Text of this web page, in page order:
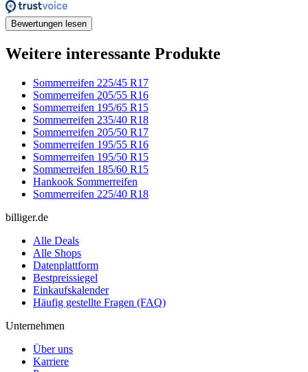
Bewertungen lesen
Weitere interessante Produkte
Sommerreifen 225/45 R17
Sommerreifen 205/55 R16
Sommerreifen 195/65 R15
Sommerreifen 235/40 R18
Sommerreifen 205/50 R17
Sommerreifen 195/55 R16
Sommerreifen 195/50 R15
Sommerreifen 185/60 R15
Hankook Sommerreifen
Sommerreifen 225/40 R18
billiger.de
Alle Deals
Alle Shops
Datenplattform
Bestpreissiegel
Einkaufskalender
Häufig gestellte Fragen (FAQ)
Unternehmen
Über uns
Karriere